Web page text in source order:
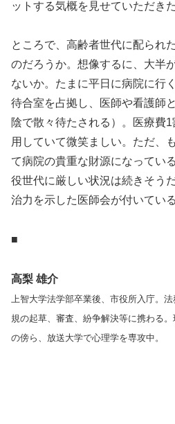
ットする気概を見せていただきた
ところで、高齢者世代に配られ
のだろうか。想像するに、大半
ないか。たまに平日に病院に行
待合室を占拠し、医師や看護師
陰で散々待たされる）。医療費
用していて微笑ましい。ただ、
て病院の貴重な財源になってい
役世代に厳しい状況は続きそう
治力を示した医師会が付いている
■
高梨 雄介
上智大学法学部卒業後、市役所入庁。
規の起草、審査、紛争解決等に携わる
の傍ら、放送大学で心理学を専攻中。